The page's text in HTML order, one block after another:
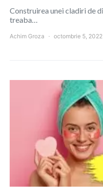
Construirea unei cladiri de
treaba…
Achim Groza octombrie 5, 2022